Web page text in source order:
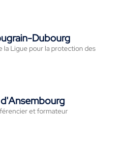
Dubourg
la Ligue pour la protection des
et formateur